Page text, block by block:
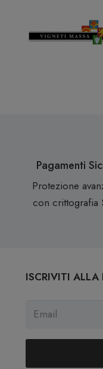
Pagamenti
Protezione
con crittografia
ISCRIVITI ALLA